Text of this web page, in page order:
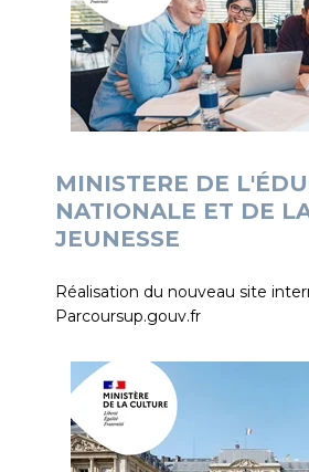
MINISTERE DE
NATIONALE ET DE
JEUNESSE
Réalisation du nouveau site
Parcoursup.gouv.fr